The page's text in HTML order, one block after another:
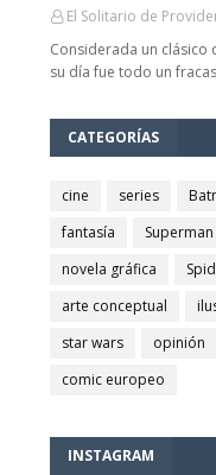
El Solitario de
Considerada un clásico
su día fue todo un
CATEGORÍAS
cine series
fantasía
Superman
novela gráfica
arte conceptual
star wars
opinión
comic europeo
INSTAGRAM